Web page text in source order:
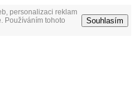
personalizaci reklam
Používáním tohoto
Souhlasím